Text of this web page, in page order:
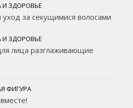
И ЗДОРОВЬЕ
за секущимися волосами
И ЗДОРОВЬЕ
лица разглаживающие
ФИГУРА